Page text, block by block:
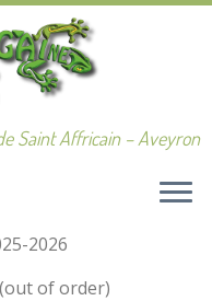
Saint Affricain – Aveyron
2026
of order)